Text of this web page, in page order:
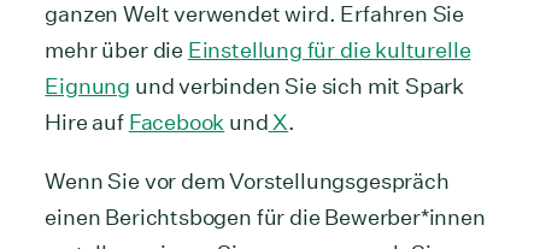
ganzen Welt verwendet wird. Erfahren Sie
mehr über die Einstellung für die kulturelle
Eignung und verbinden Sie sich mit Spark
Hire auf Facebook und X.
Wenn Sie vor dem Vorstellungsgespräch
einen Berichtsbogen für die Bewerber*innen